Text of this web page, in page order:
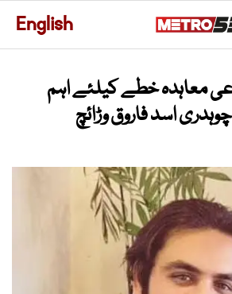
English
معاہدہ خطے کیلئے اہم
اسد فاروق وڑائچ